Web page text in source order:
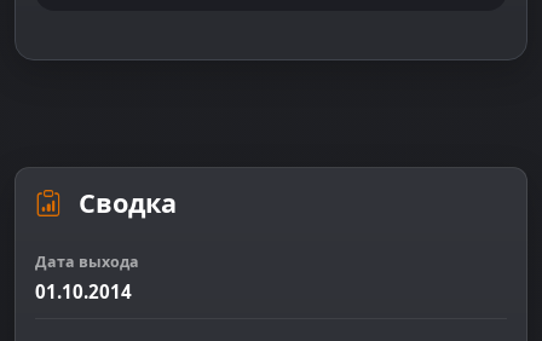
Сводка
Дата выхода
01.10.2014